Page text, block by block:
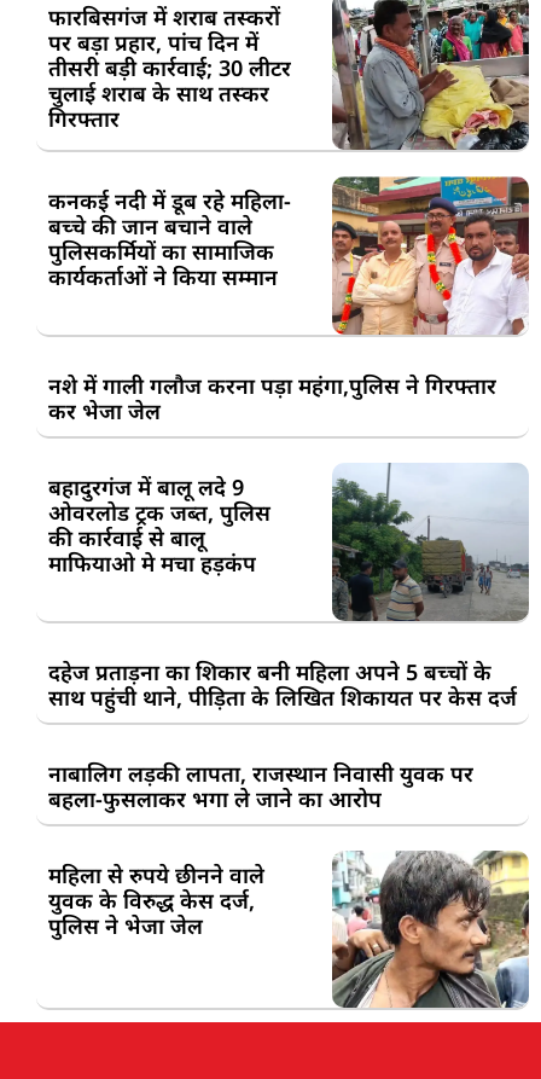
फारबिसगंज में शराब तस्करों
पर बड़ा प्रहार, पांच दिन में
तीसरी बड़ी कार्रवाई; 30 लीटर
चुलाई शराब के साथ तस्कर
गिरफ्तार
कनकई नदी में डूब रहे महिला-
बच्चे की जान बचाने वाले
पुलिसकर्मियों का सामाजिक
कार्यकर्ताओं ने किया सम्मान
नशे में गाली गलौज करना पड़ा महंगा,पुलिस ने गिरफ्तार
कर भेजा जेल
बहादुरगंज में बालू लदे 9
ओवरलोड ट्रक जब्त, पुलिस
की कार्रवाई से बालू
माफियाओ मे मचा हड़कंप
दहेज प्रताड़ना का शिकार बनी महिला अपने 5 बच्चों के
साथ पहुंची थाने, पीड़िता के लिखित शिकायत पर केस दर्ज
नाबालिग लड़की लापता, राजस्थान निवासी युवक पर
बहला-फुसलाकर भगा ले जाने का आरोप
महिला से रुपये छीनने वाले
युवक के विरुद्ध केस दर्ज,
पुलिस ने भेजा जेल